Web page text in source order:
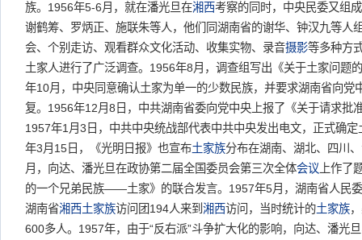
族。1956年5-6月，就在潘光旦在湘西考察的同时，中央民委又组
谢鹤筹、罗炳正、施联朱等人，他们同湖南省的谢华、钟汉九等人
会、个别走访、观看群众文化活动、收集实物、录音摄影等多种方
土家人进行了广泛调查。1956年8月，调查组写出《关于土家问题
年10月，中央同意确认土家为单一的少数民族，并要求湖南省向党
复。1956年12月8日，中共湖南省委向党中央上报了《关于请求批
1957年1月3日，中共中央统战部代表中共中央发出电文，正式确
年3月15日，《光明日报》也宣布土家族分布在湖南、湖北、四川
月，向达、潘光旦在政协第二届全国委员会第三次全体会议 上作了
的一个兄弟民族——土家》的联合发言。1957年5月，湖南省人民
湖南省湘西土家族访问团194人来到湘西访问，当时统计的土家族
600多人。1957年，由于“反右派”斗争扩大化的影响，向达、潘光